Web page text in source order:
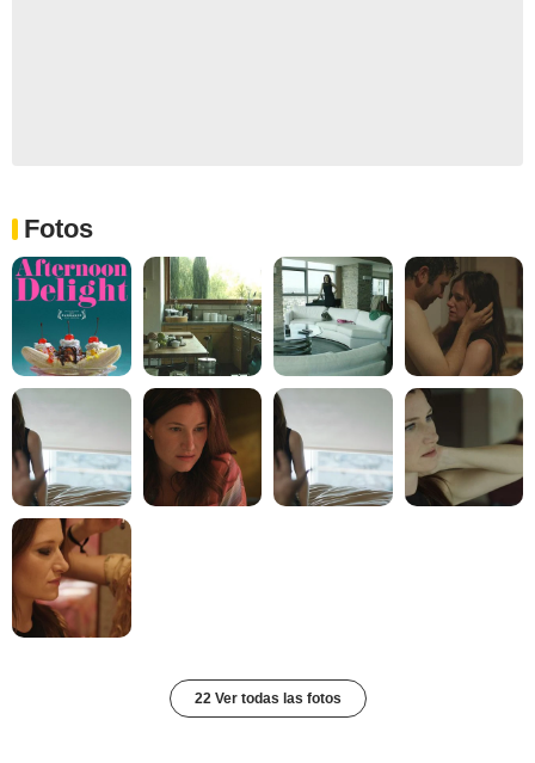
Fotos
22 Ver todas las fotos